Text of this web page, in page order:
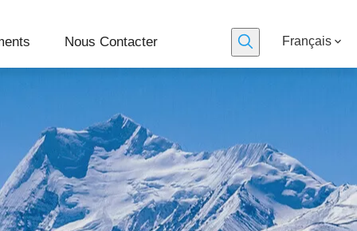
Nous Contacter Français